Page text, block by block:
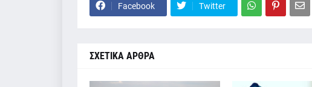
Facebook Twitter
ΣΧΕΤΙΚΑ ΑΡΘΡΑ